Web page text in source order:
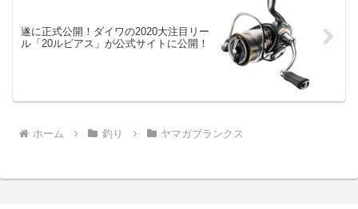
遂に正式公開！ダイワの2020大注目リー
ル「20ルビアス」が公式サイトに公開！
ホーム 釣り ヤマガブランクス